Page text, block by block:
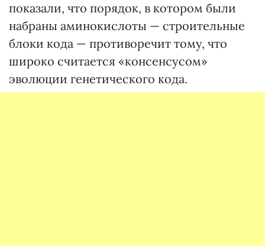
показали, что порядок, в котором были
набраны аминокислоты — строительные
блоки кода — противоречит тому, что
широко считается «консенсусом»
эволюции генетического кода.